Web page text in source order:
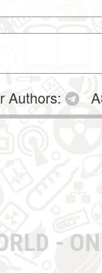
Authors:
-